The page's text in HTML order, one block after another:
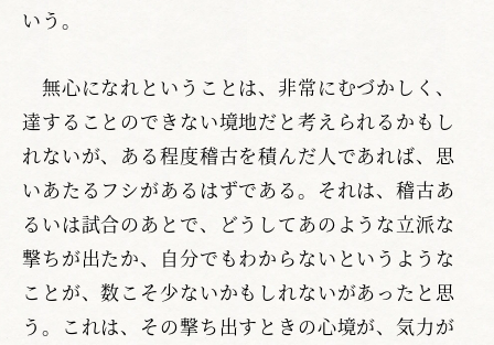
いう。
無心になれということは、非常にむづかしく、
達することのできない境地だと考えられるかもし
れないが、ある程度稽古を積んだ人であれば、思
いあたるフシがあるはずである。それは、稽古あ
るいは試合のあとで、どうしてあのような立派な
撃ちが出たか、自分でもわからないというような
ことが、数こそ少ないかもしれないがあったと思
う。これは、その撃ち出すときの心境が、気力が